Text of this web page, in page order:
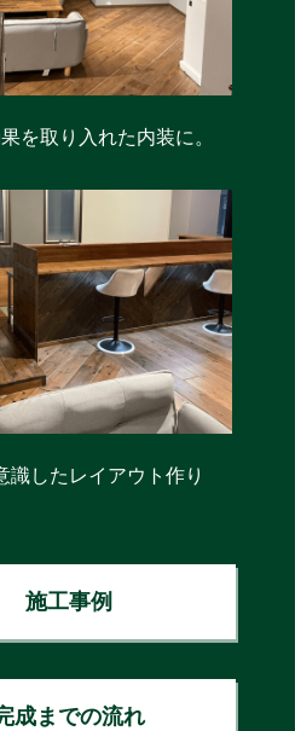
を取り入れた内装に。
識したレイアウト作り
施工事例
成までの流れ